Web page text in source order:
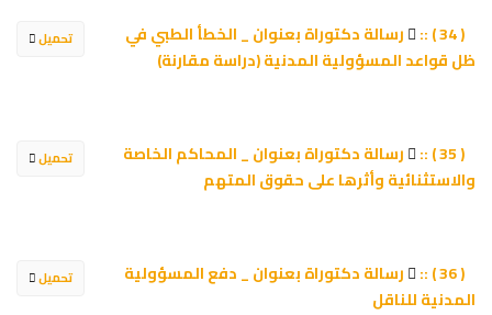
تحميل
رسالة دكتوراة بعنوان _ الخطأ الطبي في
ظل قواعد المسؤولية المدنية (دراسة مقارنة)
تحميل
رسالة دكتوراة بعنوان _ المحاكم الخاصة
والاستثنائية وأثرها على حقوق المتهم
تحميل
رسالة دكتوراة بعنوان _ دفع المسؤولية
المدنية للناقل